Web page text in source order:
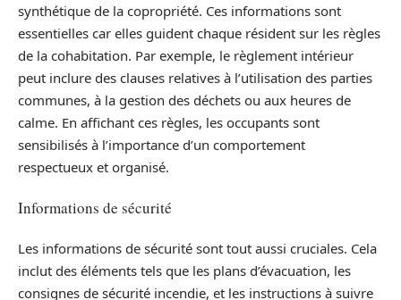
synthétique de la copropriété. Ces informations sont
essentielles car elles guident chaque résident sur les règles
de la cohabitation. Par exemple, le règlement intérieur
peut inclure des clauses relatives à l’utilisation des parties
communes, à la gestion des déchets ou aux heures de
calme. En affichant ces règles, les occupants sont
sensibilisés à l’importance d’un comportement
respectueux et organisé.
Informations de sécurité
Les informations de sécurité sont tout aussi cruciales. Cela
inclut des éléments tels que les plans d’évacuation, les
consignes de sécurité incendie, et les instructions à suivre